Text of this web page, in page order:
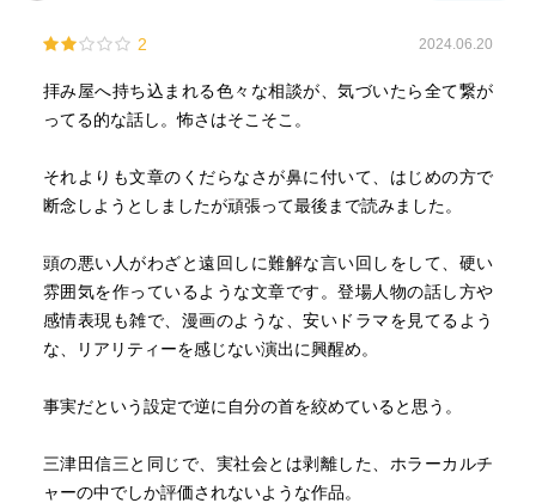
2 2024.06.20
拝み屋へ持ち込まれる色々な相談が、気づいたら全て繋が
ってる的な話し。怖さはそこそこ。
それよりも文章のくだらなさが鼻に付いて、はじめの方で
断念しようとしましたが頑張って最後まで読みました。
頭の悪い人がわざと遠回しに難解な言い回しをして、硬い
雰囲気を作っているような文章です。登場人物の話し方や
感情表現も雑で、漫画のような、安いドラマを見てるよう
な、リアリティーを感じない演出に興醒め。
事実だという設定で逆に自分の首を絞めていると思う。
三津田信三と同じで、実社会とは剥離した、ホラーカルチ
ャーの中でしか評価されないような作品。